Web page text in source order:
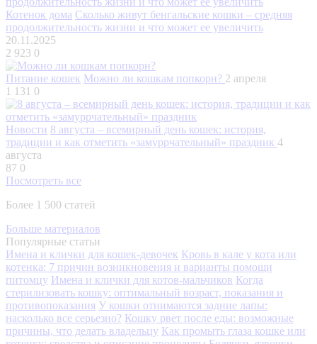
Котенок дома Сколько живут бенгальские кошки – средняя
продолжительность жизни и что может ее увеличить
20.11.2025
2 923 0
Питание кошек Можно ли кошкам попкорн? 2 апреля
1 131 0
Новости 8 августа – всемирный день кошек: история,
традиции и как отметить «замуррчательный» праздник 4
августа
87 0
Посмотреть все
Более 1 500 статей
Больше материалов
Популярные статьи
Имена и клички для кошек-девочек Кровь в кале у кота или
котенка: 7 причин возникновения и варианты помощи
питомцу Имена и клички для котов-мальчиков Когда
стерилизовать кошку: оптимальный возраст, показания и
противопоказания У кошки отнимаются задние лапы:
насколько все серьезно? Кошку рвет после еды: возможные
причины, что делать владельцу Как промыть глаза кошке или